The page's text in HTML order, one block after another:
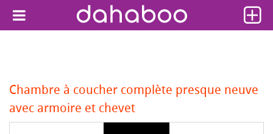
Chambre à coucher complète presque neuve
avec armoire et chevet